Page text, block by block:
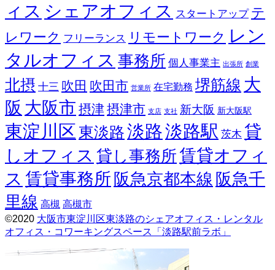
ィス シェアオフィス スタートアップ テ
レワーク フリーランス リモートワーク レン
タルオフィス 事務所 個人事業主 出張所 創業
北摂 十三 吹田 吹田市 営業所 在宅勤務 堺筋線 大
阪 大阪市 摂津摂津市 支店 支社 新大阪 新大阪駅
東淀川区 東淡路淡路淡路駅 茨木 貸
しオフィス 貸し事務所賃貸オフィ
ス 賃貸事務所 阪急京都本線 阪急千
里線 高槻 高槻市
©2020 大阪市東淀川区東淡路のシェアオフィス・レンタル
オフィス・コワーキングスペース「淡路駅前ラボ」
parallax